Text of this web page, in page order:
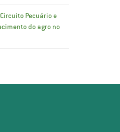
Pecuário e
do agro no